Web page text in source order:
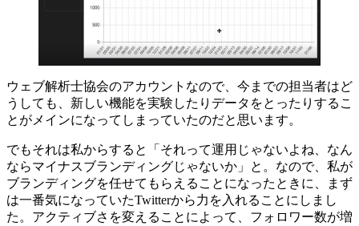
ウェブ解析士協会のアカウントなので、今までの担当者はど
うしても、新しい機能を実験したりデータをとったりするこ
とがメインになってしまっていたのだと思います。
でもそれは私からすると「それって運用じゃないよね、なん
ならマイナスブランディングじゃないか」と。なので、私が
ブランディングを任せてもらえることになったときに、まず
は一番気になっていたTwitterから力を入れることにしまし
た。アクティブさを変えることによって、フォロワー数が増